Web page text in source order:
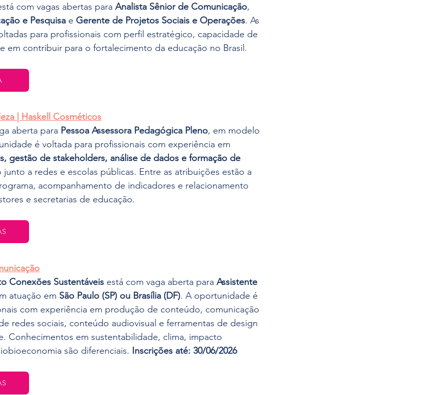
com vagas abertas para Analista Sênior de Comunicação,
e Pesquisa e Gerente de Projetos Sociais e Operações. As
para profissionais com perfil estratégico, capacidade de
em contribuir para o fortalecimento da educação no Brasil.
| Haskell Cosméticos
aberta para Pessoa Assessora Pedagógica Pleno, em modelo
é voltada para profissionais com experiência em
gestão de stakeholders, análise de dados e formação de
junto a redes e escolas públicas. Entre as atribuições estão a
acompanhamento de indicadores e relacionamento
e secretarias de educação.
Conexões Sustentáveis está com vaga aberta para Assistente
atuação em São Paulo (SP) ou Brasília (DF). A oportunidade é
com experiência em produção de conteúdo, comunicação
redes sociais, conteúdo audiovisual e ferramentas de design
Conhecimentos em sustentabilidade, clima, impacto
são diferenciais. Inscrições até: 30/06/2026